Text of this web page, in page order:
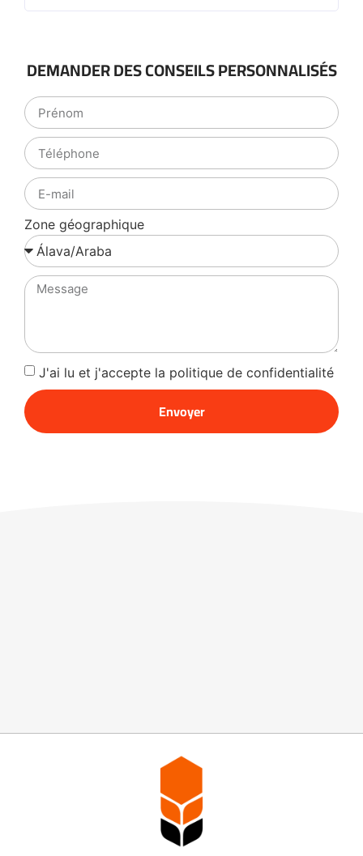
DEMANDER DES CONSEILS PERSONNALISÉS
Zone géographique
J'ai lu et j'accepte la politique de confidentialité
Envoyer